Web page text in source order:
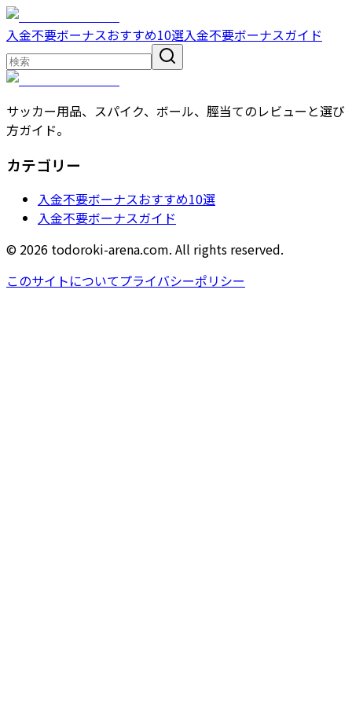
入金不要ボーナスおすすめ10選入金不要ボーナスガイド
サッカー用品、スパイク、ボール、脛当てのレビューと選び
方ガイド。
カテゴリー
入金不要ボーナスおすすめ10選
入金不要ボーナスガイド
© 2026 todoroki-arena.com. All rights reserved.
このサイトについてプライバシーポリシー